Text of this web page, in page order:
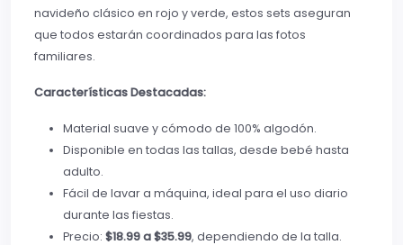
navideño clásico en rojo y verde, estos sets aseguran
que todos estarán coordinados para las fotos
familiares.
Características Destacadas:
Material suave y cómodo de 100% algodón.
Disponible en todas las tallas, desde bebé hasta
adulto.
Fácil de lavar a máquina, ideal para el uso diario
durante las fiestas.
Precio: $18.99 a $35.99, dependiendo de la talla.